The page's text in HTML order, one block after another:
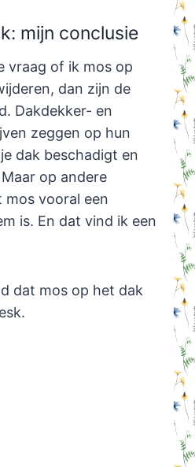
mijn conclusie
vraag of ik mos op
dan zijn de
Dakdekker- en
zeggen op hun
dak beschadigt en
op andere
vooral een
is. En dat vind ik een
dat mos op het dak